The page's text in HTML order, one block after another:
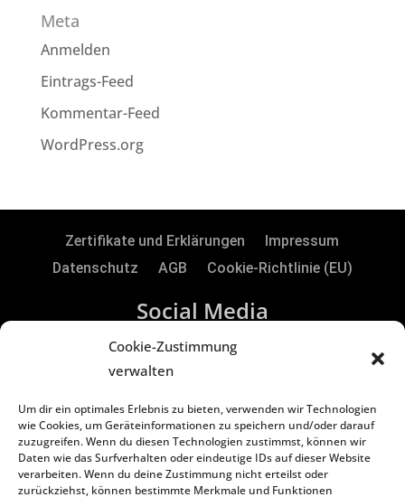
Cookie-Zustimmung
verwalten
Um dir ein optimales Erlebnis zu bieten, verwenden wir Technologien
wie Cookies, um Geräteinformationen zu speichern und/oder darauf
zuzugreifen. Wenn du diesen Technologien zustimmst, können wir
Daten wie das Surfverhalten oder eindeutige IDs auf dieser Website
verarbeiten. Wenn du deine Zustimmung nicht erteilst oder
zurückziehst, können bestimmte Merkmale und Funktionen
Meta
Anmelden
Eintrags-Feed
Kommentar-Feed
WordPress.org
Zertifikate und Erklärungen
Impressum
Datenschutz
AGB Cookie-Richtlinie (EU)
Social Media
RTS Electronic GmbH | Borker Str. 88 | 45731
Waltrop | Germany
Copyright©2024 RTS Electronic GmbH